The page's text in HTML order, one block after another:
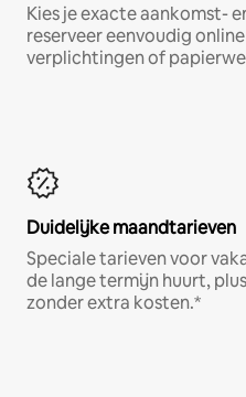
Kies je exacte aankomst-
reserveer eenvoudig
verplichtingen of
Duidelijke maandtarieven
Speciale tarieven voor
de lange termijn huurt,
zonder extra kosten.*